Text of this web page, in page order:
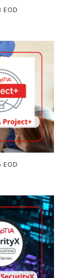
EOD
EOD